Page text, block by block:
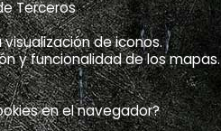
Terceros
de iconos.
y funcionalidad de los mapas.
en el navegador?